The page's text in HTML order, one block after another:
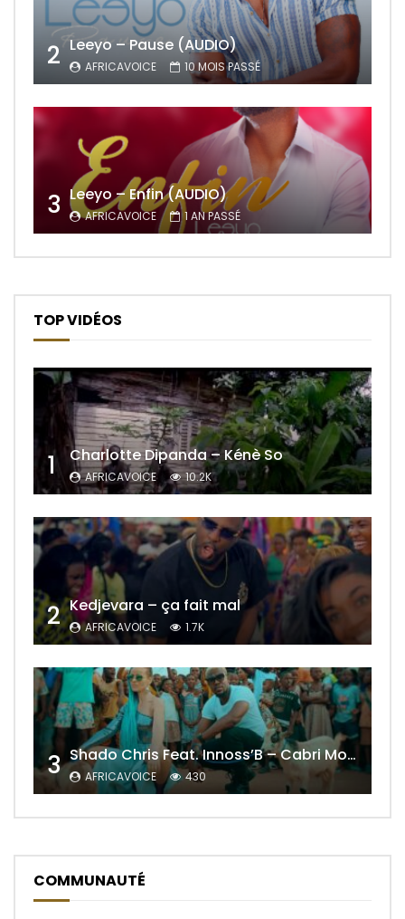
2 Leeyo – Pause (AUDIO)
AFRICAVOICE 10 MOIS PASSÉ
3 Leeyo – Enfin (AUDIO)
AFRICAVOICE 1 AN PASSÉ
TOP VIDÉOS
1 Charlotte Dipanda – Kénè So
AFRICAVOICE 10.2K
2 Kedjevara – ça fait mal
AFRICAVOICE 1.7K
3 Shado Chris Feat. Innoss’B – Cabri Mort (Remix)
AFRICAVOICE 430
COMMUNAUTÉ